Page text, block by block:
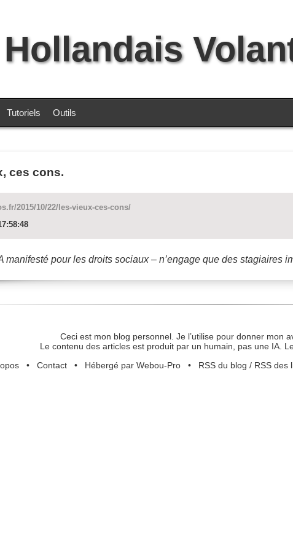
Tutoriels Outils
ces cons.
2015/10/22/les-vieux-ces-cons/
manifesté pour les droits sociaux – n’engage que des stagiaires
Ceci est mon blog personnel. Je l’utilise pour donner mon
Le contenu des articles est produit par un humain, pas une IA.
• Contact• Hébergé par Webou-Pro• RSS du blog / RSS des